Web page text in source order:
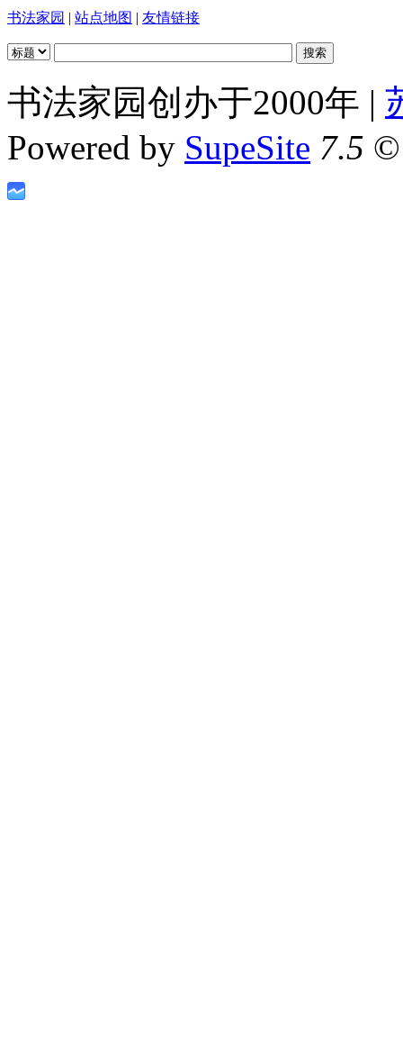
书法家园 | 站点地图 | 友情链接
书法家园创办于2000年 |
Powered by SupeSite 7.5 ©